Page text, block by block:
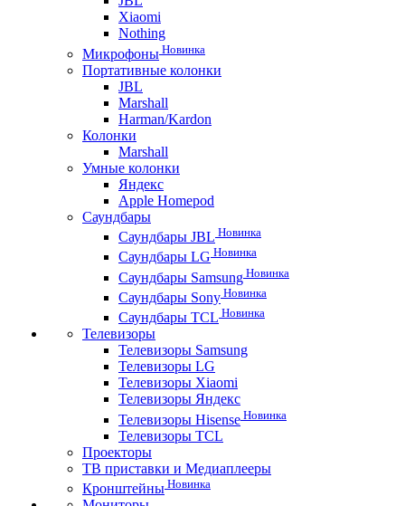
Xiaomi
Nothing
Микрофоны Новинка
Портативные колонки
JBL
Marshall
Harman/Kardon
Колонки
Marshall
Умные колонки
Яндекс
Apple Homepod
Саундбары
Саундбары JBL Новинка
Саундбары LG Новинка
Саундбары Samsung Новинка
Саундбары Sony Новинка
Саундбары TCL Новинка
Телевизоры
Телевизоры Samsung
Телевизоры LG
Телевизоры Xiaomi
Телевизоры Яндекс
Телевизоры Hisense Новинка
Телевизоры TCL
Проекторы
ТВ приставки и Медиаплееры
Кронштейны Новинка